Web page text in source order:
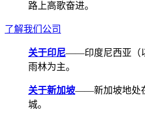
路上高歌奋进。
了解我们公司
关于印尼——印度尼西亚（
雨林为主。
关于新加坡——新加坡地处在
城。